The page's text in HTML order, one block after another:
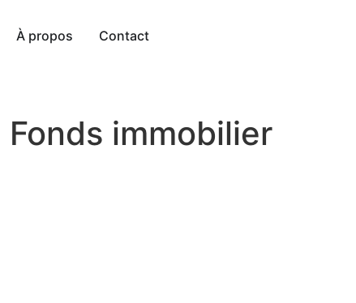
À propos Contact
Fonds immobilier